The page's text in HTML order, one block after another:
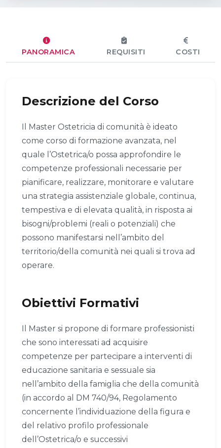
PANORAMICA REQUISITI COSTI
Descrizione del Corso
Il Master Ostetricia di comunità è ideato
come corso di formazione avanzata, nel
quale l’Ostetrica/o possa approfondire le
competenze professionali necessarie per
pianificare, realizzare, monitorare e valutare
una strategia assistenziale globale, continua,
tempestiva e di elevata qualità, in risposta ai
bisogni/problemi (reali o potenziali) che
possono manifestarsi nell’ambito del
territorio/della comunità nei quali si trova ad
operare.
Obiettivi Formativi
Il Master si propone di formare professionisti
che sono interessati ad acquisire
competenze per partecipare a interventi di
educazione sanitaria e sessuale sia
nell’ambito della famiglia che della comunità
(in accordo al DM 740/94, Regolamento
concernente l’individuazione della figura e
del relativo profilo professionale
dell’Ostetrica/o e successivi